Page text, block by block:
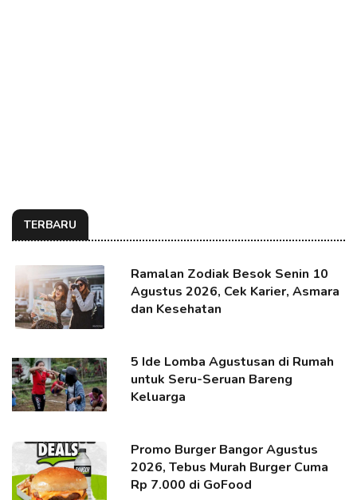
TERBARU
Ramalan Zodiak Besok Senin 10
Agustus 2026, Cek Karier, Asmara
dan Kesehatan
5 Ide Lomba Agustusan di Rumah
untuk Seru-Seruan Bareng
Keluarga
Promo Burger Bangor Agustus
2026, Tebus Murah Burger Cuma
Rp 7.000 di GoFood